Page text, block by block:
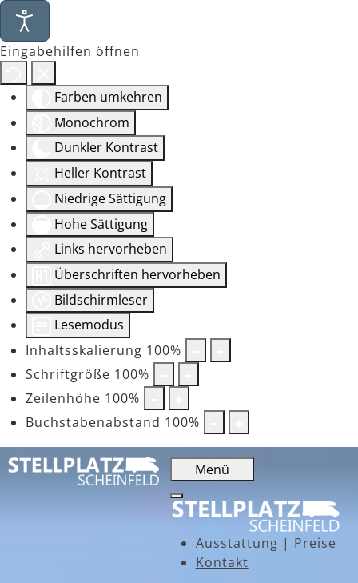
Eingabehilfen öffnen
Farben umkehren
Monochrom
Dunkler Kontrast
Heller Kontrast
Niedrige Sättigung
Hohe Sättigung
Links hervorheben
Überschriften hervorheben
Bildschirmleser
Lesemodus
Inhaltsskalierung 100%
Schriftgröße 100%
Zeilenhöhe 100%
Buchstabenabstand 100%
Menü
Ausstattung | Preise
Kontakt